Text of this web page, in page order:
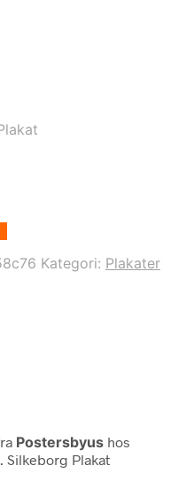
Kategori: Plakater
Postersbyus hos
. Silkeborg Plakat